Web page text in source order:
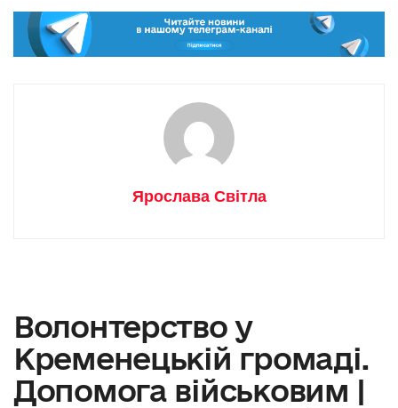
Ярослава Світла
Волонтерство у
Кременецькій громаді.
Допомога військовим |